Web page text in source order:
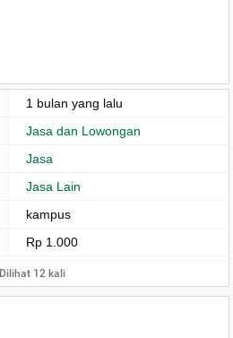
1 bulan yang lalu
Jasa dan Lowongan
Jasa
Jasa Lain
kampus
Rp 1.000
Dilihat 12 kali